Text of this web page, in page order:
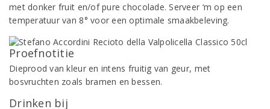
met donker fruit en/of pure chocolade. Serveer ‘m op een
temperatuur van 8° voor een optimale smaakbeleving.
Proefnotitie
Dieprood van kleur en intens fruitig van geur, met
bosvruchten zoals bramen en bessen.
Drinken bij